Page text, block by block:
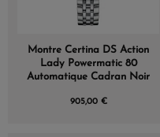
Montre Certina DS Action
Lady Powermatic 80
Automatique Cadran Noir
905,00 €